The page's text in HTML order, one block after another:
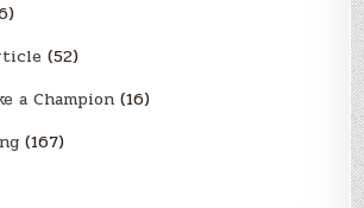
(52)
a Champion (16)
(167)